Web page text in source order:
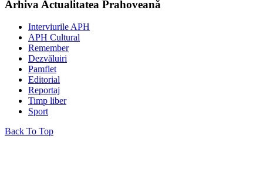
Arhiva Actualitatea Prahoveană
Interviurile APH
APH Cultural
Remember
Dezvăluiri
Pamflet
Editorial
Reportaj
Timp liber
Sport
Back To Top